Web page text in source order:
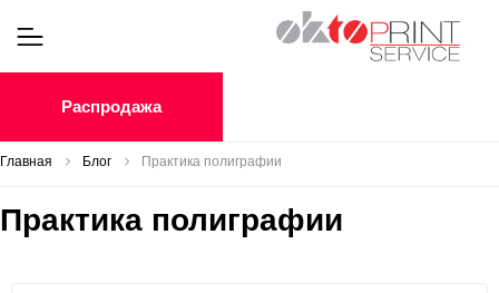
Распродажа
Главная Блог Практика полиграфии
Практика полиграфии